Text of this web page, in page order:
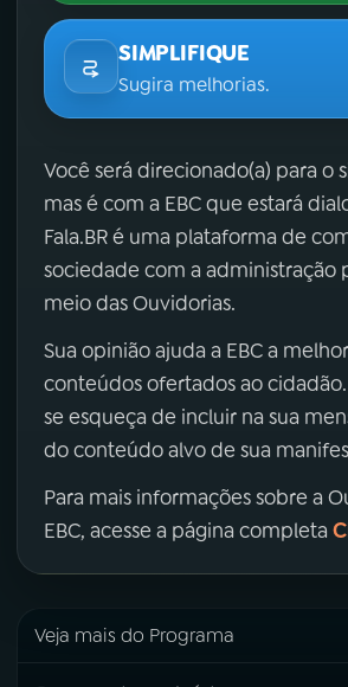
SIMPLIFIQUE
Sugira melhorias.
Você será direcionado(a) para o
mas é com a EBC que estará
Fala.BR é uma plataforma de
sociedade com a administração
meio das Ouvidorias.
Sua opinião ajuda a EBC a
conteúdos ofertados ao cidadão.
se esqueça de incluir na sua
do conteúdo alvo de sua
Para mais informações sobre a
EBC, acesse a página completa
Veja mais do Programa